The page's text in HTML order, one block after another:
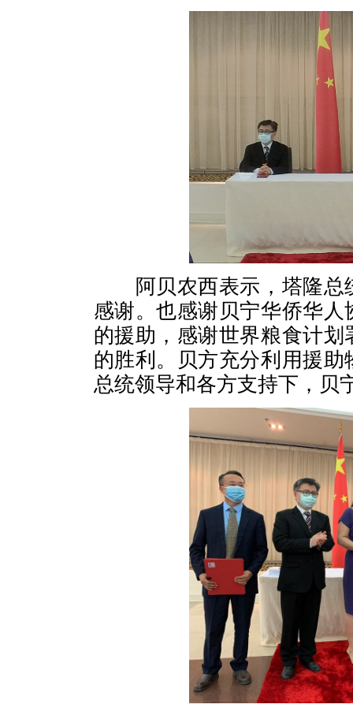
阿贝农西表示，塔隆总
感谢。也感谢贝宁华侨华
的援助，感谢世界粮食计
的胜利。贝方充分利用援
总统领导和各方支持下，贝